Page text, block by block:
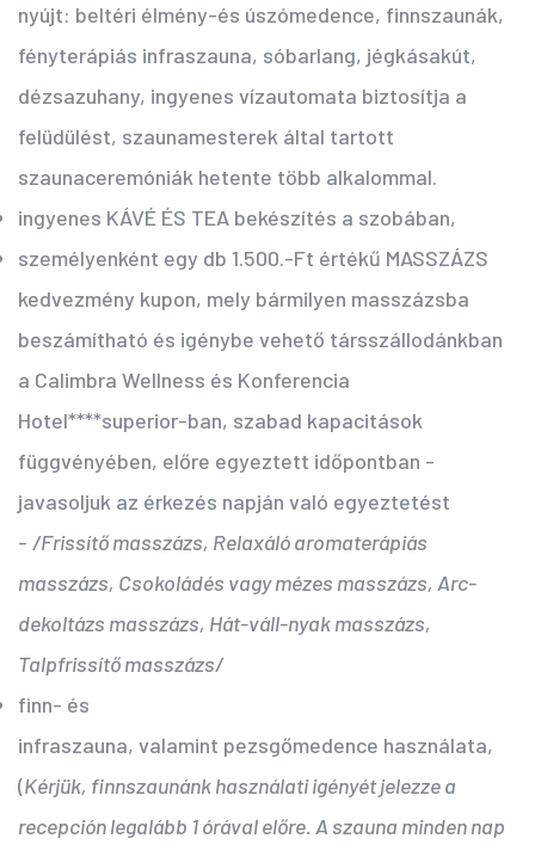
nyújt: beltéri élmény-és úszómedence, finnszaunák,
fényterápiás infraszauna, sóbarlang, jégkásakút,
dézsazuhany, ingyenes vízautomata biztosítja a
felüdülést, szaunamesterek által tartott
szaunaceremóniák hetente több alkalommal.
ingyenes KÁVÉ ÉS TEA bekészítés a szobában,
személyenként egy db 1.500.-Ft értékű MASSZÁZS
kedvezmény kupon, mely bármilyen masszázsba
beszámítható és igénybe vehető társszállodánkban
a Calimbra Wellness és Konferencia
Hotel****superior-ban, szabad kapacitások
függvényében, előre egyeztett időpontban -
javasoljuk az érkezés napján való egyeztetést
- /Frissítő masszázs, Relaxáló aromaterápiás
masszázs, Csokoládés vagy mézes masszázs, Arc-
dekoltázs masszázs, Hát-váll-nyak masszázs,
Talpfrissítő masszázs/
finn- és
infraszauna, valamint pezsgőmedence használata,
(Kérjük, finnszaunánk használati igényét jelezze a
recepción legalább 1 órával előre. A szauna minden nap